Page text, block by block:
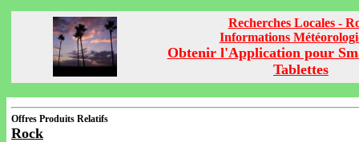
Recherches Locales -
Informations
Obtenir l'Application pour
Tablettes
Offres Produits Relatifs
Rock